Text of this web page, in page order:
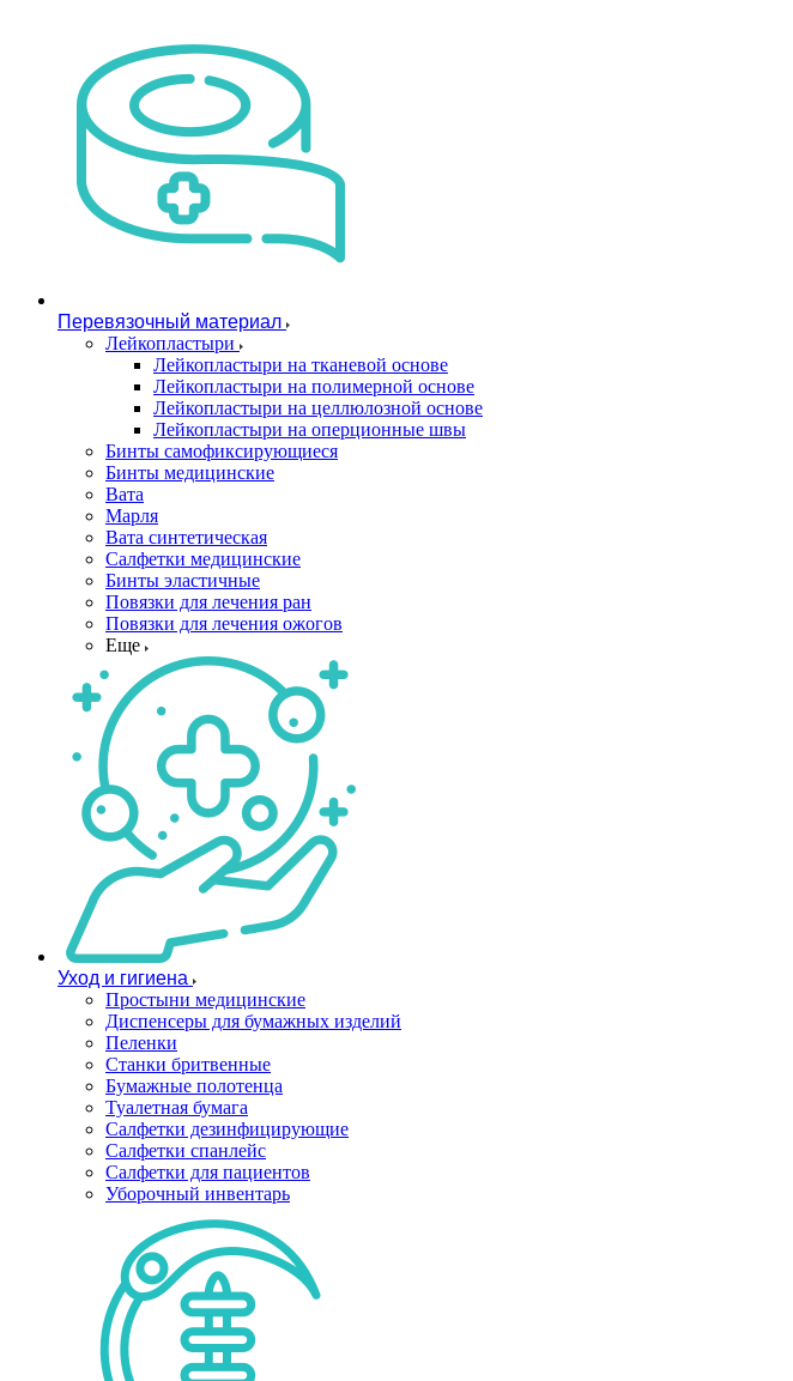
Перевязочный материал
Лейкопластыри
Лейкопластыри на тканевой основе
Лейкопластыри на полимерной основе
Лейкопластыри на целлюлозной основе
Лейкопластыри на оперционные швы
Бинты самофиксирующиеся
Бинты медицинские
Вата
Марля
Вата синтетическая
Салфетки медицинские
Бинты эластичные
Повязки для лечения ран
Повязки для лечения ожогов
Еще
Уход и гигиена
Простыни медицинские
Диспенсеры для бумажных изделий
Пеленки
Станки бритвенные
Бумажные полотенца
Туалетная бумага
Салфетки дезинфицирующие
Салфетки спанлейс
Салфетки для пациентов
Уборочный инвентарь